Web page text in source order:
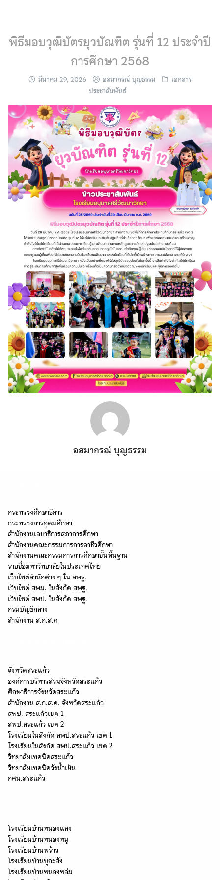
Search
for:
พิธีมอบวุฒิบัตรยุวบัณฑิต รุ่นที่ 12 ประจำปี
การศึกษา 2568
มีนาคม 29, 2026 อสมากรณ์ บุญธรรม
เอกสาร
ประชาสัมพันธ์
อสมากรณ์ บุญธรรม
กระทรวงศึกษาธิการ
กระทรวงการอุดมศึกษา
สำนักงานเลขาธิการสภาการศึกษา
สำนักงานคณะกรรมการการอาชีวศึกษา
สำนักงานคณะกรรมการการศึกษาขั้นพื้นฐาน
รายชื่อมหาวิทยาลัยในประเทศไทย
เว็บไซต์สำนักต่าง ๆ ใน สพฐ.
เว็บไซต์ สพม. ในสังกัด สพฐ.
เว็บไซต์ สพป. ในสังกัด สพฐ.
กรมบัญชีกลาง
สำนักงาน ส.ก.ส.ค
จังหวัดสระแก้ว
องค์การบริหารส่วนจังหวัดสระแก้ว
ศึกษาธิการจังหวัดสระแก้ว
สำนักงาน ส.ก.ส.ค. จังหวัดสระแก้ว
สพป. สระแก้วเขต 1
สพป.สระแก้ว เขต 2
โรงเรียนในสังกัด สพป.สระแก้ว เขต 1
โรงเรียนในสังกัด สพป.สระแก้ว เขต 2
วิทยาลัยเทคนิคสระแก้ว
วิทยาลัยเทคนิควังน้ำเย็น
กศน.สระแก้ว
โรงเรียนบ้านหนองแสง
โรงเรียนบ้านหนองหมู
โรงเรียนบ้านพร้าว
โรงเรียนบ้านบุกะสัง
โรงเรียนบ้านหนองหล่ม